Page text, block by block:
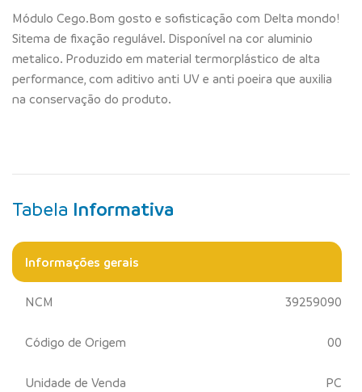
Módulo Cego.Bom gosto e sofisticação com Delta mondo!
Sitema de fixação regulável. Disponível na cor aluminio
metalico. Produzido em material termorplástico de alta
performance, com aditivo anti UV e anti poeira que auxilia
na conservação do produto.
Tabela Informativa
Informações gerais
NCM 39259090
Código de Origem 00
Unidade de Venda PC